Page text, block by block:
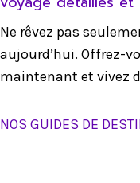
Ne rêvez pas
aujourd’hui. Offrez-
maintenant et vivez
NOS GUIDES DE